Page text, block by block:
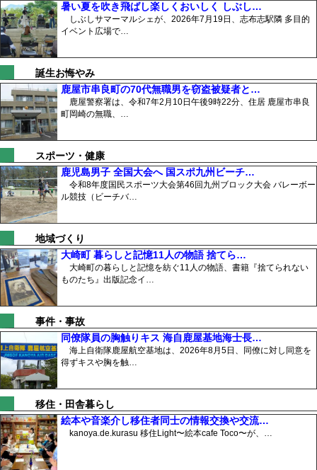
暑い夏を吹き飛ばし楽しくおいしく しぶし…
しぶしサマーマルシェが、2026年7月19日、志布志駅隣 多目的
イベント広場で…
誕生お悔やみ
鹿屋市串良町の70代無職男を窃盗被疑者と…
鹿屋警察署は、令和7年2月10日午後9時22分、住居 鹿屋市串良
町岡崎の無職、…
スポーツ・健康
鹿児島男子 全国大会へ 国スポ九州ビーチ…
令和8年度国民スポーツ大会第46回九州ブロック大会 バレーボー
ル競技（ビーチバ…
地域づくり
大崎町 暮らしと記憶11人の物語 捨てら…
大崎町の暮らしと記憶を紡ぐ11人の物語、書籍『捨てられない
ものたち』出版記念イ…
事件・事故
同僚隊員の胸触りキス 海自鹿屋基地海士長…
海上自衛隊鹿屋航空基地は、2026年8月5日、同僚に対し同意を
得ずキスや胸を触…
移住・田舎暮らし
絵本や音楽介し移住者同士の情報交換や交流…
kanoya.de.kurasu 移住Light〜絵本cafe Toco〜が、…